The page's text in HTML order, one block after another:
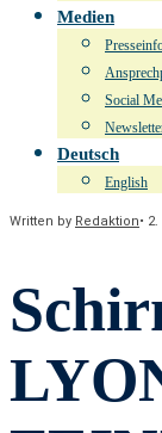
Medien
Social
Deutsch
English
Written by Redaktion•